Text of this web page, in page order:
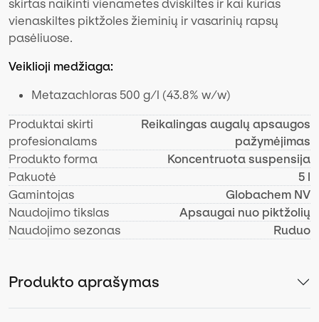
skirtas naikinti vienametes dviskiltes ir kai kurias
vienaskiltes piktžoles žieminių ir vasarinių rapsų
pasėliuose.
Veiklioji medžiaga:
Metazachloras 500 g/l (43.8% w/w)
Produktai skirti
profesionalams
Reikalingas augalų apsaugos
pažymėjimas
Produkto forma
Koncentruota suspensija
Pakuotė
5 l
Gamintojas
Globachem NV
Naudojimo tikslas
Apsaugai nuo piktžolių
Naudojimo sezonas
Ruduo
Produkto aprašymas